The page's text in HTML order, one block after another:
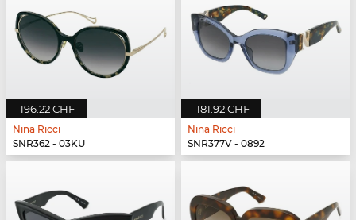
196.22 CHF
Nina Ricci
SNR362 - 03KU
181.92 CHF
Nina Ricci
SNR377V - 0892